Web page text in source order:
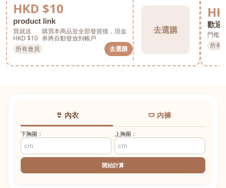
HKD $10
product link
買就送
HKD $10
購買本商品並全部發貨後，現金
券將自動發放到帳戶
所有會員
去選購
去選購
歡迎
門檻
所有
👙 內衣 🩲 內褲
下胸圍： 上胸圍：
開始計算